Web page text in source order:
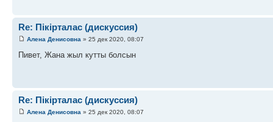
Re: Пікірталас (дискуссия)
Алена Денисовна » 25 дек 2020, 08:07
Пивет, Жана жыл кутты болсын
Re: Пікірталас (дискуссия)
Алена Денисовна » 25 дек 2020, 08:07